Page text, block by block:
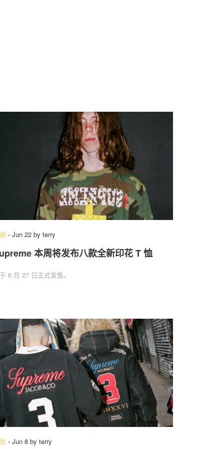
- Jun 22 by terry
本周将发布八款全新印花 T 恤
6 月 27 日正式发售。
- Jun 8 by terry